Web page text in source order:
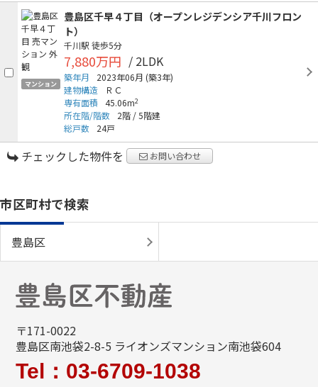
マンション
豊島区千早４丁目（オープンレジデンシア千川フロン
ト）
千川駅 徒歩5分
7,880万円 / 2LDK
築年月 2023年06月 (築3年)
建物構造
ＲＣ
専有面積
45.06m2
所在階/階数 2階 /5階建
総戸数
24戸
チェックした物件を お問い合わせ
市区町村で検索
豊島区
〒171-0022
豊島区南池袋2-8-5 ライオンズマンション南池袋604
Tel：03-6709-1038